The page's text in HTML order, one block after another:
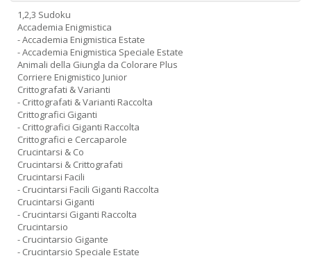
1,2,3 Sudoku
Accademia Enigmistica
- Accademia Enigmistica Estate
- Accademia Enigmistica Speciale Estate
Animali della Giungla da Colorare Plus
Corriere Enigmistico Junior
Crittografati & Varianti
- Crittografati & Varianti Raccolta
Crittografici Giganti
- Crittografici Giganti Raccolta
Crittografici e Cercaparole
Crucintarsi & Co
Crucintarsi & Crittografati
Crucintarsi Facili
- Crucintarsi Facili Giganti Raccolta
Crucintarsi Giganti
- Crucintarsi Giganti Raccolta
Crucintarsio
- Crucintarsio Gigante
- Crucintarsio Speciale Estate